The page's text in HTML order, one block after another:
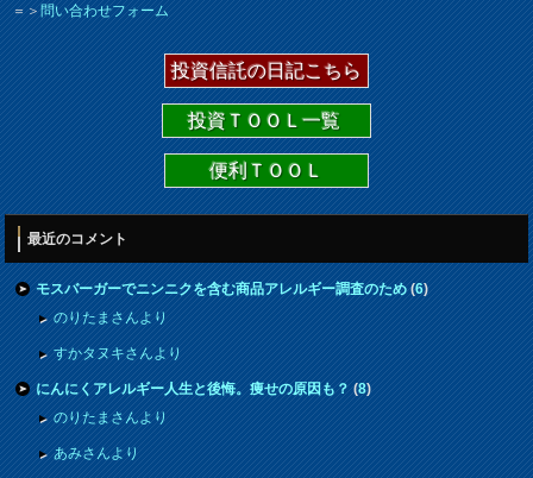
＝＞問い合わせフォーム
投資信託の日記こちら
投資ＴＯＯＬ一覧
便利ＴＯＯＬ
最近のコメント
モスバーガーでニンニクを含む商品アレルギー調査のため(6)
のりたまさんより
すかタヌキさんより
にんにくアレルギー人生と後悔。痩せの原因も？(8)
のりたまさんより
あみさんより